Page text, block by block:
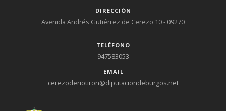
DIRECCIÓN
Avenida Andrés Gutiérrez de Cerezo 10 - 09270
TELÉFONO
947583053
EMAIL
cerezoderiotiron@diputaciondeburgos.net